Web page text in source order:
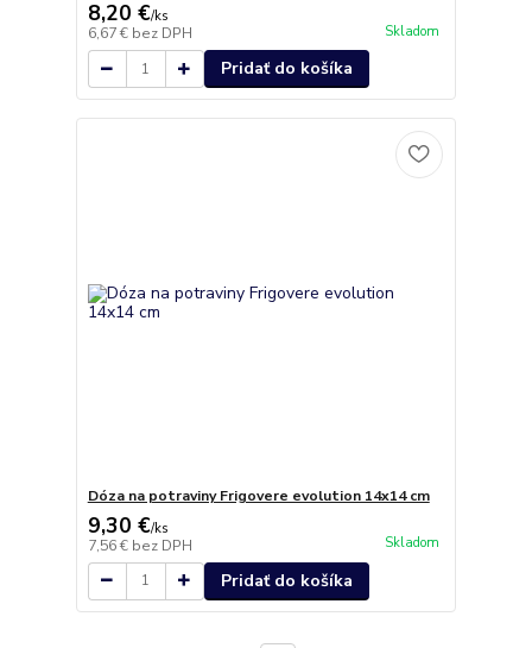
8,20 €/ks
6,67 € bez DPH Skladom
Pridať do košíka
Dóza na potraviny Frigovere evolution 14x14 cm
9,30 €/ks
7,56 € bez DPH Skladom
Pridať do košíka